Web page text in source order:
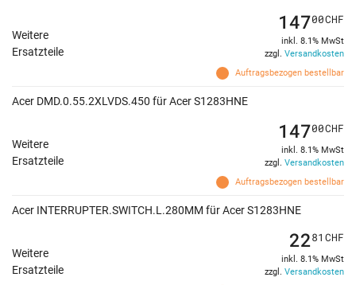
Weitere
Ersatzteile
Auftragsbezogen bestellbar
14700CHF
inkl. 8.1% MwSt
zzgl. Versandkosten
Acer DMD.0.55.2XLVDS.450 für Acer S1283HNE
Weitere
Ersatzteile
Auftragsbezogen bestellbar
14700CHF
inkl. 8.1% MwSt
zzgl. Versandkosten
Acer INTERRUPTER.SWITCH.L.280MM für Acer S1283HNE
Weitere
Ersatzteile
2281 CHF
inkl. 8.1% MwSt
zzgl. Versandkosten